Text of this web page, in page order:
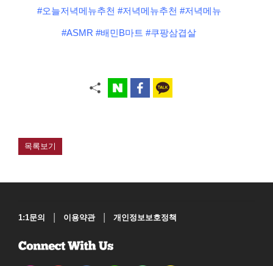
#오늘저녁메뉴추천 #저녁메뉴추천 #저녁메뉴
#ASMR #배민B마트 #쿠팡삼겹살
목록보기
1:1문의 | 이용약관 | 개인정보보호정책